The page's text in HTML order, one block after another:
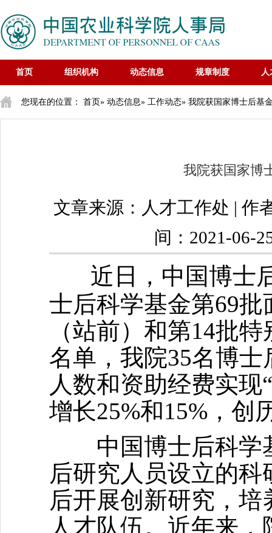
首页 组织机构 动态信息 规章制度 人
您现在的位置： 首页» 动态信息» 工作动态» 我院获国家博士后基
我院获国家博
文章来源：人才工作处 |
间：2021-06-
近日，中国博士
士后科学基金第69
（站前）和第14批
名单，我院35名博
人数和资助经费实
增长25%和15%，创
中国博士后科学
后研究人员设立的
后开展创新研究，
人才队伍。近年来